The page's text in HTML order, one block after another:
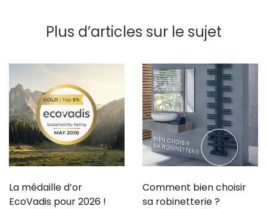
Plus d’articles sur le sujet
La médaille d’or
EcoVadis pour 2026 !
Comment bien choisir
sa robinetterie ?